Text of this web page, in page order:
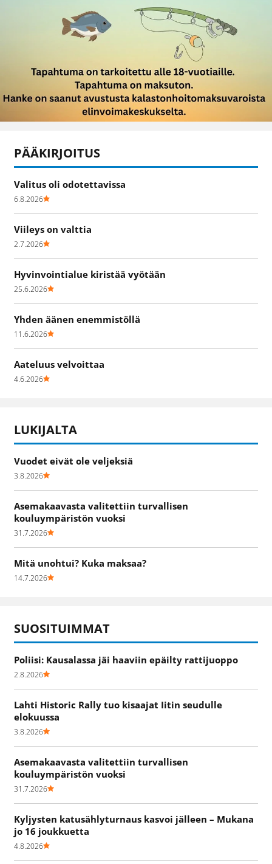
PÄÄKIRJOITUS
Valitus oli odotettavissa
6.8.2026
Viileys on valttia
2.7.2026
Hyvinvointialue kiristää vyötään
25.6.2026
Yhden äänen enemmistöllä
11.6.2026
Aateluus velvoittaa
4.6.2026
LUKIJALTA
Vuodet eivät ole veljeksiä
3.8.2026
Asemakaavasta valitettiin turvallisen
kouluympäristön vuoksi
31.7.2026
Mitä unohtui? Kuka maksaa?
14.7.2026
SUOSITUIMMAT
Poliisi: Kausalassa jäi haaviin epäilty rattijuoppo
2.8.2026
Lahti Historic Rally tuo kisaajat Iitin seudulle
elokuussa
3.8.2026
Asemakaavasta valitettiin turvallisen
kouluympäristön vuoksi
31.7.2026
Kyljysten katusählyturnaus kasvoi jälleen – Mukana
jo 16 joukkuetta
4.8.2026